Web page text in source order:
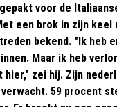
voor de
een brok in zijn keel
bekend. "Ik heb
Maar ik heb
zei hij. Zijn
59 procent